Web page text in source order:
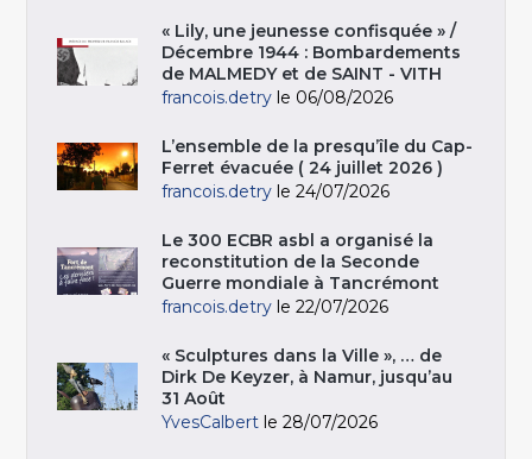
« Lily, une jeunesse confisquée » /
Décembre 1944 : Bombardements
de MALMEDY et de SAINT - VITH
francois.detry le 06/08/2026
L’ensemble de la presqu’île du Cap-
Ferret évacuée ( 24 juillet 2026 )
francois.detry le 24/07/2026
Le 300 ECBR asbl a organisé la
reconstitution de la Seconde
Guerre mondiale à Tancrémont
francois.detry le 22/07/2026
« Sculptures dans la Ville », … de
Dirk De Keyzer, à Namur, jusqu’au
31 Août
YvesCalbert le 28/07/2026